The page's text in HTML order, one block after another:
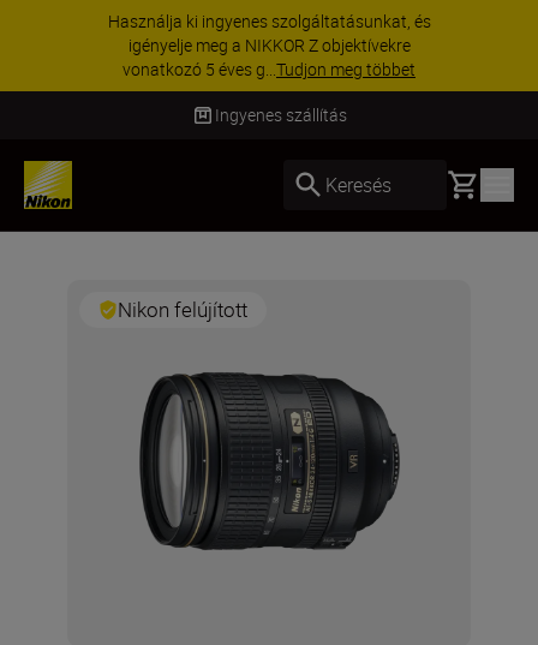
Használja ki ingyenes szolgáltatásunkat, és
igényelje meg a NIKKOR Z objektívekre
vonatkozó 5 éves g...Tudjon meg többet
Ingyenes szállítás
Keresés Basket
Nikon felújított